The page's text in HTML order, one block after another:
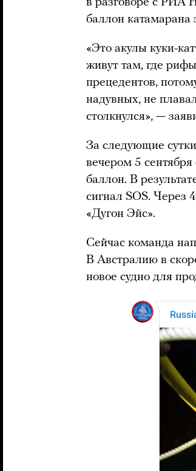
в разговоре с РИА
баллон катамарана
«Это акулы куки-
живут там, где
прецедентов,
надувных, не
столкнулся», —
За следующие
вечером 5
баллон. В
сигнал SOS. Через
«Дугон Эйс».
Сейчас команда
В Австралию в
новое судно для